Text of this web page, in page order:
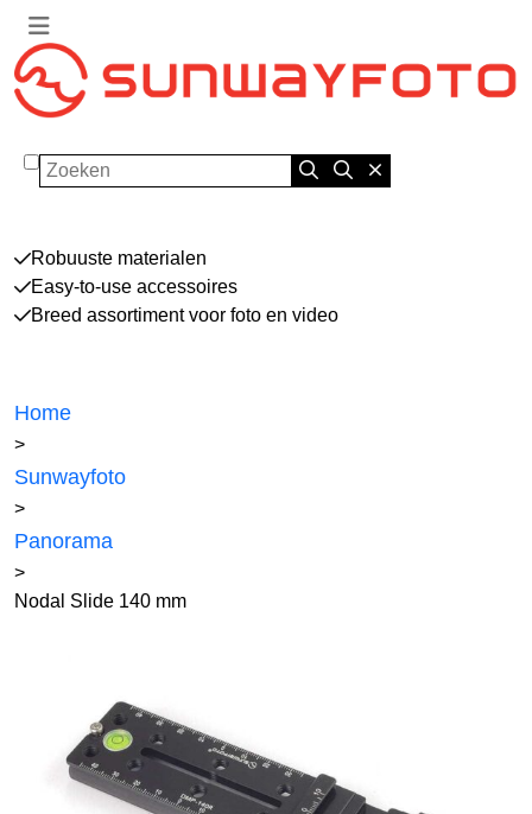
Zoeken
Robuuste materialen
Easy-to-use accessoires
Breed assortiment voor foto en video
Home
>
Sunwayfoto
>
Panorama
>
Nodal Slide 140 mm